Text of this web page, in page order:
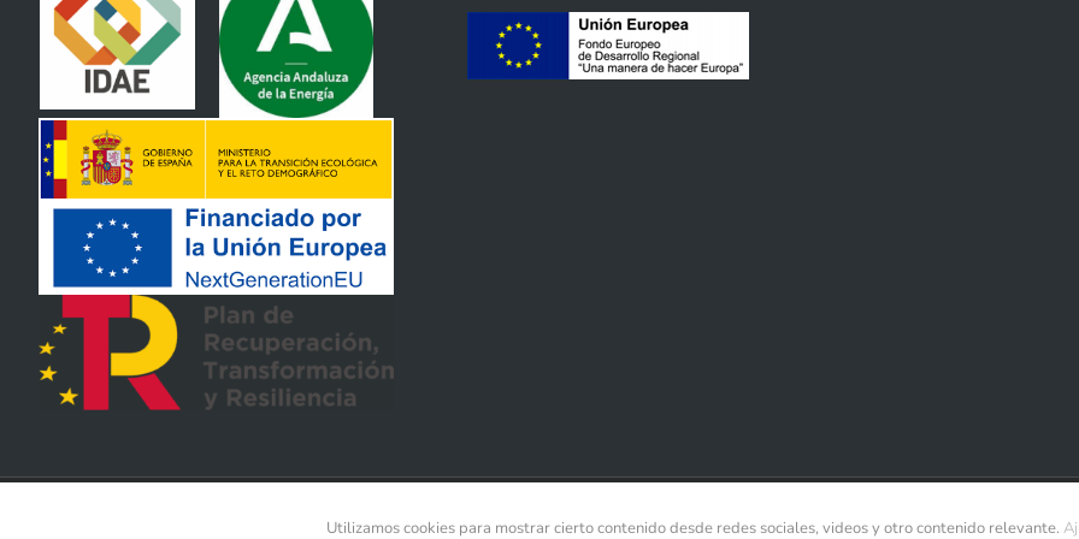
Copyright METALUNDIA S.L. | All Rights ReservedUtilizamos cookies para mostrar cierto contenido desde redes sociales, videos y otro contenido relevante.